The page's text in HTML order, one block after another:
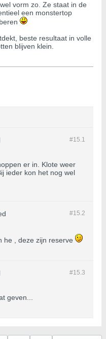
vorm zo. Ze staat in de
een monstertop
beste resultaat in volle
blijven klein.
#15.1
er in. Klote weer
ieder kon het nog wel
#15.2
he , deze zijn reserve
#15.3
geven...